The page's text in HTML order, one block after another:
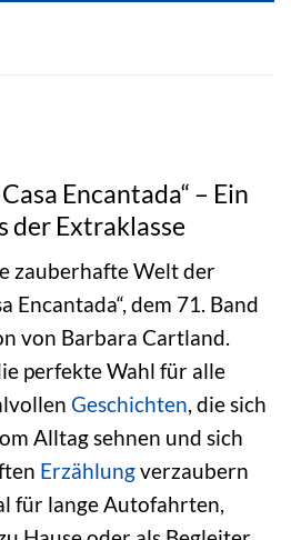
Encantada“ – Ein
der Extraklasse
zauberhafte Welt der
Encantada“, dem 71. Band
von Barbara Cartland.
perfekte Wahl für alle
Geschichten, die sich
Alltag sehnen und sich
Erzählungverzaubern
für lange Autofahrten,